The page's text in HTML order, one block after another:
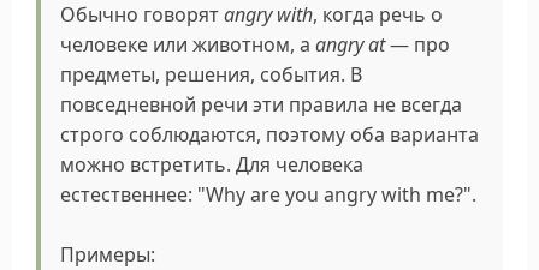
Обычно говорятangry with, когда речь о
человеке или животном, а angry at— про
предметы, решения, события. В
повседневной речи эти правила не всегда
строго соблюдаются, поэтому оба варианта
можно встретить. Для человека
естественнее: "Why are you angry with me?".
Примеры: